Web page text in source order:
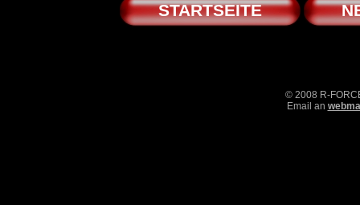
STARTSEITE
© 2008 R-
Email an